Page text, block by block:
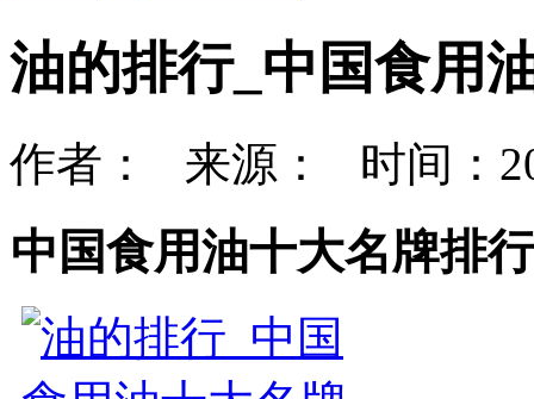
油的排行_中国食用
作者： 来源： 时间：
中国食用油十大名牌排